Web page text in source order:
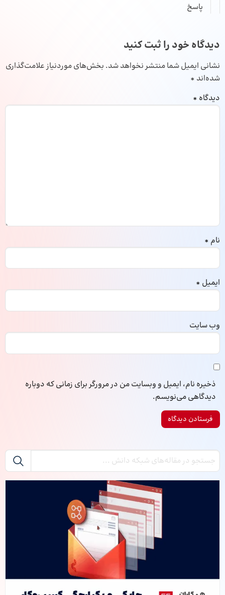
پاسخ
دیدگاه خود را ثبت کنید
نشانی ایمیل شما منتشر نخواهد شد. بخش‌های موردنیاز علامت‌گذاری
شده‌اند *
دیدگاه *
نام *
ایمیل *
وب‌ سایت
ذخیره نام، ایمیل و وبسایت من در مرورگر برای زمانی که دوباره
دیدگاهی می‌نویسم.